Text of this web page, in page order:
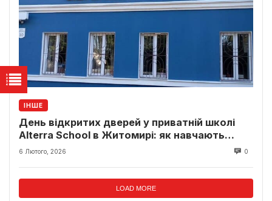
ІНШЕ
День відкритих дверей у приватній школі
Alterra School в Житомирі: як навчають
дітей у сучасному форматі
6 Лютого, 2026 0
LOAD MORE